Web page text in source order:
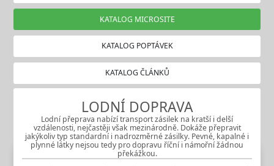
KATALOG MICROSITE
KATALOG POPTÁVEK
KATALOG ČLÁNKŮ
LODNÍ DOPRAVA
Lodní přeprava nabízí transport zásilek na kratší i delší
vzdálenosti, nejčastěji však mezinárodně. Dokáže přepravit
jakýkoliv typ standardní i nadrozměrné zásilky. Pevné, kapalné i
plynné látky nejsou tedy pro dopravu říční i námořní žádnou
překážkou.